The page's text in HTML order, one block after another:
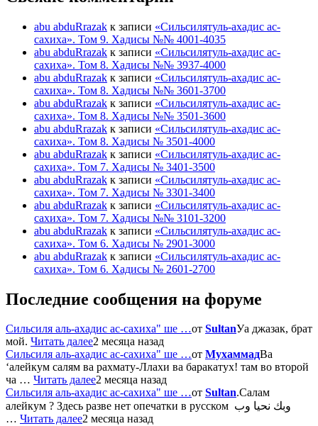
abu abduRrazak к записи «Сильсилятуль-ахадис ас-
сахиха». Том 9. Хадисы №№ 4001-4035
abu abduRrazak к записи «Сильсилятуль-ахадис ас-
сахиха». Том 8. Хадисы №№ 3937-4000
abu abduRrazak к записи «Сильсилятуль-ахадис ас-
сахиха». Том 8. Хадисы №№ 3601-3700
abu abduRrazak к записи «Сильсилятуль-ахадис ас-
сахиха». Том 8. Хадисы №№ 3501-3600
abu abduRrazak к записи «Сильсилятуль-ахадис ас-
сахиха». Том 8. Хадисы № 3501-4000
abu abduRrazak к записи «Сильсилятуль-ахадис ас-
сахиха». Том 7. Хадисы № 3401-3500
abu abduRrazak к записи «Сильсилятуль-ахадис ас-
сахиха». Том 7. Хадисы № 3301-3400
abu abduRrazak к записи «Сильсилятуль-ахадис ас-
сахиха». Том 7. Хадисы №№ 3101-3200
abu abduRrazak к записи «Сильсилятуль-ахадис ас-
сахиха». Том 6. Хадисы № 2901-3000
abu abduRrazak к записи «Сильсилятуль-ахадис ас-
сахиха». Том 6. Хадисы № 2601-2700
Последние сообщения на форуме
Сильсиля аль-ахадис ас-сахиха" ше …от SultanУа джазак, брат
мой. Читать далее2 месяца назад
Сильсиля аль-ахадис ас-сахиха" ше …от МухаммадВа
‘алейкум салям ва рахмату-Ллахи ва баракатух! там во второй
ча … Читать далее2 месяца назад
Сильсиля аль-ахадис ас-сахиха" ше …от Sultan.Салам
алейкум ? Здесь разве нет опечатки в русском وبك نحيا وب
… Читать далее2 месяца назад